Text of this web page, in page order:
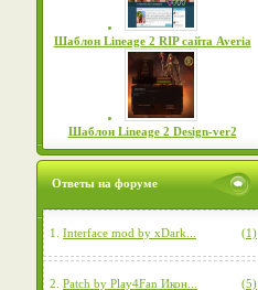
Шаблон Lineage 2 RIP сайта Averia
Шаблон Lineage 2 Design-ver2
Ответы на форуме
1. Interface mod by xDark... (1)
2. Patch by Play4Fan Икон... (5)